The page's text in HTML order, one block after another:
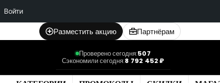
Войти
Разместить акцию Партнёрам
Проверено сегодня:507
Сэкономили сегодня:8 792 452 ₽